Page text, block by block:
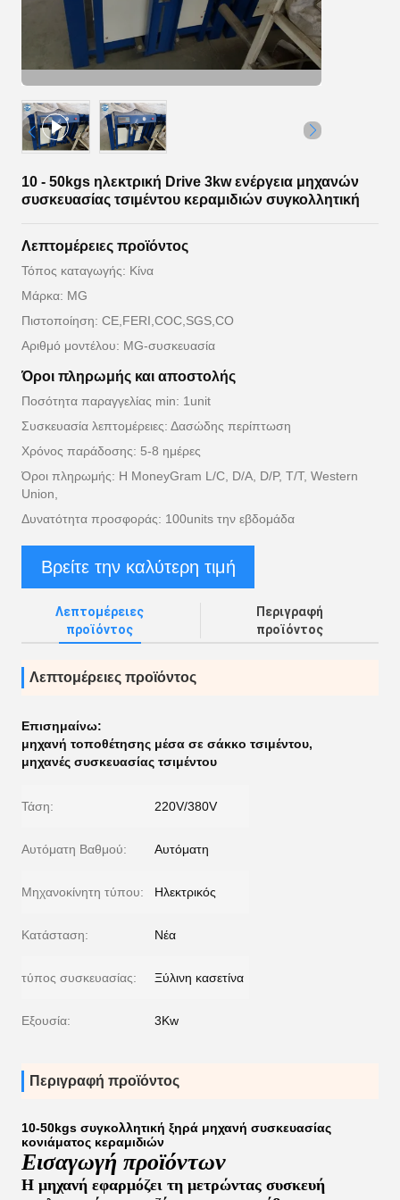
10 - 50kgs ηλεκτρική Drive 3kw ενέργεια μηχανών
συσκευασίας τσιμέντου κεραμιδιών συγκολλητική
Λεπτομέρειες προϊόντος
Τόπος καταγωγής: Κίνα
Μάρκα: MG
Πιστοποίηση: CE,FERI,COC,SGS,CO
Αριθμό μοντέλου: MG-συσκευασία
Όροι πληρωμής και αποστολής
Ποσότητα παραγγελίας min: 1unit
Συσκευασία λεπτομέρειες: Δασώδης περίπτωση
Χρόνος παράδοσης: 5-8 ημέρες
Όροι πληρωμής: Η MoneyGram L/C, D/A, D/P, T/T, Western
Union,
Δυνατότητα προσφοράς: 100units την εβδομάδα
Βρείτε την καλύτερη τιμή
Λεπτομέρειες
προϊόντος
Περιγραφή
προϊόντος
Λεπτομέρειες προϊόντος
Επισημαίνω:
μηχανή τοποθέτησης μέσα σε σάκκο τσιμέντου,
μηχανές συσκευασίας τσιμέντου
Τάση: 220V/380V
Αυτόματη Βαθμού: Αυτόματη
Μηχανοκίνητη τύπου: Ηλεκτρικός
Κατάσταση: Νέα
τύπος συσκευασίας: Ξύλινη κασετίνα
Εξουσία: 3Kw
Περιγραφή προϊόντος
10-50kgs συγκολλητική ξηρά μηχανή συσκευασίας
κονιάματος κεραμιδιών
Εισαγωγή προϊόντων
Η μηχανή εφαρμόζει τη μετρώντας συσκευή